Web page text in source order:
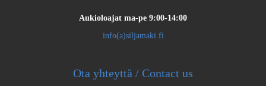
Aukioloajat ma-pe 9:00-14:00
info(a)siljamaki.fi
Ota yhteyttä / Contact us